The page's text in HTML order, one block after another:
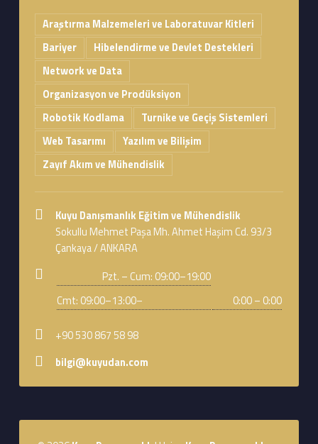
Araştırma Malzemeleri ve Laboratuvar Kitleri
Bariyer
Hibelendirme ve Devlet Destekleri
Network ve Data
Organizasyon ve Prodüksiyon
Robotik Kodlama
Turnike ve Geçiş Sistemleri
Web Tasarımı
Yazılım ve Bilişim
Zayıf Akım ve Mühendislik
Address:
Kuyu Danışmanlık Eğitim ve Mühendislik
Sokullu Mehmet Paşa Mh. Ahmet Haşim Cd. 93/3
Çankaya / ANKARA
Pzt. – Cum: 09:00–19:00
Cmt: 09:00–13:00–
0:00 – 0:00
Phone number:
+90 530 867 58 98
Email address:
bilgi@kuyudan.com